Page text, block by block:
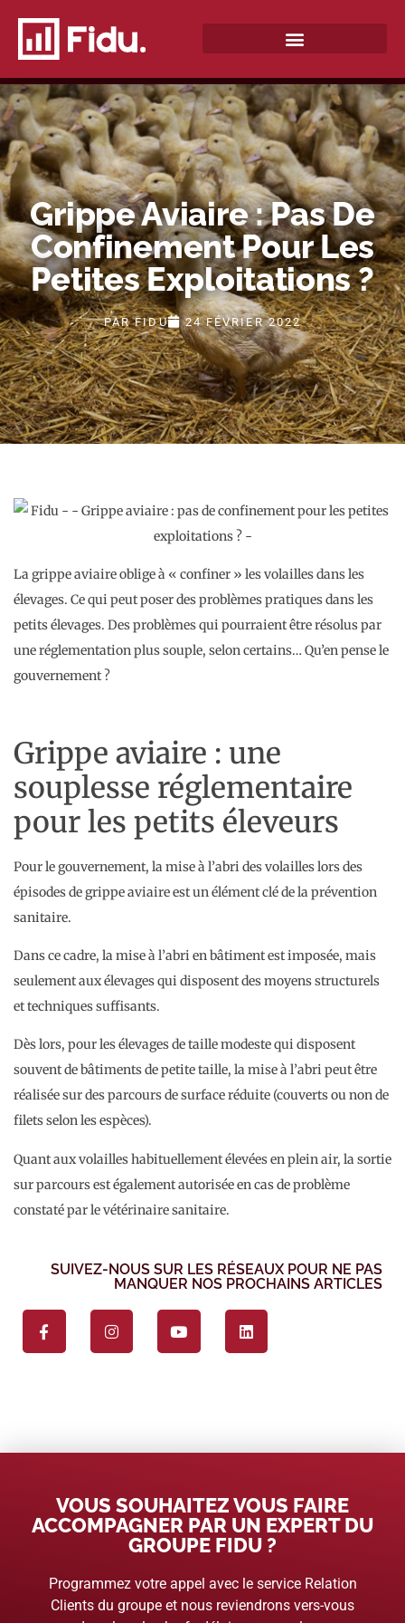
Grippe Aviaire : Pas De
Confinement Pour Les
Petites Exploitations ?
PARFIDU 24 FÉVRIER 2022
La grippe aviaire oblige à « confiner » les volailles dans les
élevages. Ce qui peut poser des problèmes pratiques dans les
petits élevages. Des problèmes qui pourraient être résolus par
une réglementation plus souple, selon certains… Qu’en pense le
gouvernement ?
Grippe aviaire : une
souplesse réglementaire
pour les petits éleveurs
Pour le gouvernement, la mise à l’abri des volailles lors des
épisodes de grippe aviaire est un élément clé de la prévention
sanitaire.
Dans ce cadre, la mise à l’abri en bâtiment est imposée, mais
seulement aux élevages qui disposent des moyens structurels
et techniques suffisants.
Dès lors, pour les élevages de taille modeste qui disposent
souvent de bâtiments de petite taille, la mise à l’abri peut être
réalisée sur des parcours de surface réduite (couverts ou non de
filets selon les espèces).
Quant aux volailles habituellement élevées en plein air, la sortie
sur parcours est également autorisée en cas de problème
constaté par le vétérinaire sanitaire.
SUIVEZ-NOUS SUR LES RÉSEAUX POUR NE PAS
MANQUER NOS PROCHAINS ARTICLES
VOUS SOUHAITEZ VOUS FAIRE
ACCOMPAGNER PAR UN EXPERT DU
GROUPE FIDU ?
Programmez votre appel avec le service Relation
Clients du groupe et nous reviendrons vers-vous